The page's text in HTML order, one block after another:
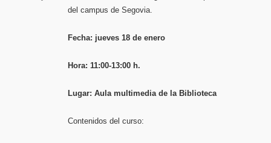
del campus de Segovia.
Fecha: jueves 18 de enero
Hora: 11:00-13:00 h.
Lugar: Aula multimedia de la Biblioteca
Contenidos del curso: